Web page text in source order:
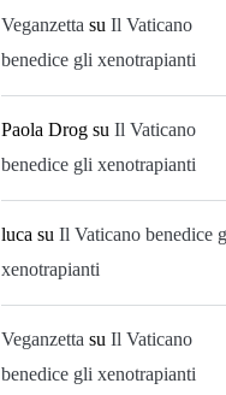
Veganzetta suIl Vaticano
benedice gli xenotrapianti
Paola Drog suIl Vaticano
benedice gli xenotrapianti
luca suIl Vaticano benedice
xenotrapianti
Veganzetta suIl Vaticano
benedice gli xenotrapianti